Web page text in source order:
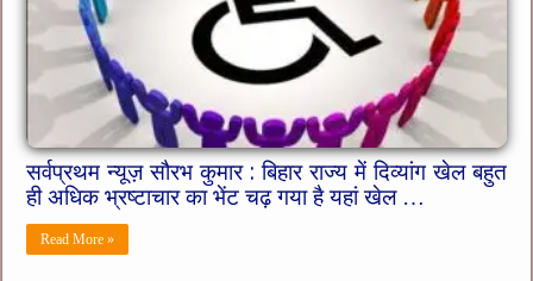
सर्वप्रथम न्यूज़ सौरभ कुमार : बिहार राज्य में दिव्यांग खेल बहुत
ही अधिक भ्रष्टाचार का भेंट चढ़ गया है यहां खेल …
Read More »